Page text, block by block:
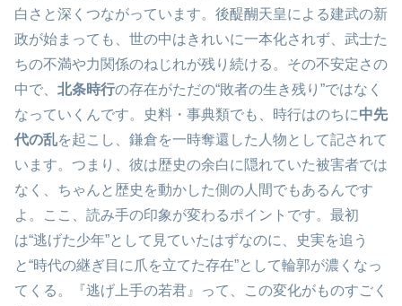
白さと深くつながっています。後醍醐天皇による建武の新
政が始まっても、世の中はきれいに一本化されず、武士た
ちの不満や力関係のねじれが残り続ける。その不安定さの
中で、 北条時行の存在がただの“敗者の生き残り”ではなく
なっていくんです。史料・事典類でも、時行はのちに中先
代の乱を起こし、鎌倉を一時奪還した人物として記されて
います。つまり、彼は歴史の余白に隠れていた被害者では
なく、ちゃんと歴史を動かした側の人間でもあるんです
よ。ここ、読み手の印象が変わるポイントです。最初
は“逃げた少年”として見ていたはずなのに、史実を追う
と“時代の継ぎ目に爪を立てた存在”として輪郭が濃くなっ
てくる。『逃げ上手の若君』って、この変化がものすごく